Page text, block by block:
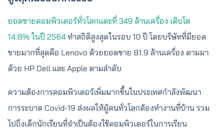
ยอดขายคอมพิวเตอร์ทั่วโลกแตะที่ 349 ล้านเครื่อง เติบโต
14.8% ในปี 2564 ทำสถิติสูงสุดในรอบ 10 ปี โดยบริษัทที่มียอด
ขายมากที่สุดคือ Lenovo ด้วยยอดขาย 81.9 ล้านเครื่อง ตามมา
ด้วย HP Dell และ Apple ตามลำดับ
ความต้องการคอมพิวเตอร์เพิ่มมากขึ้นในประเทศกำลังพัฒนา
การระบาด Covid-19 ส่งผลให้ผู้คนทั่วโลกต้องทำงานที่บ้าน รวม
ไปถึงเด็กนักเรียนที่จำเป็นต้องใช้คอมพิวเตอร์ในการเรียน